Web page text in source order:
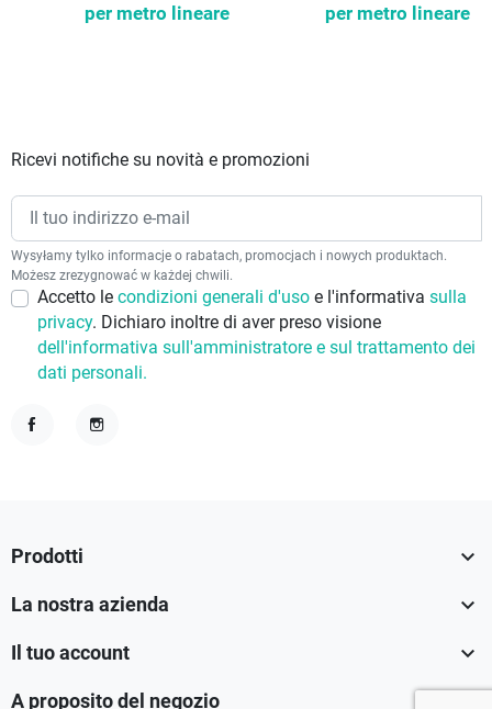
per metro lineare
per metro lineare
Ricevi notifiche su novità e promozioni
Wysyłamy tylko informacje o rabatach, promocjach i nowych produktach.
Możesz zrezygnować w każdej chwili.
Accetto le condizioni generali d'uso e l'informativa sulla
privacy. Dichiaro inoltre di aver preso visione
dell'informativa sull'amministratore e sul trattamento dei
dati personali.
Prodotti 
La nostra azienda 
Il tuo account 
A proposito del negozio